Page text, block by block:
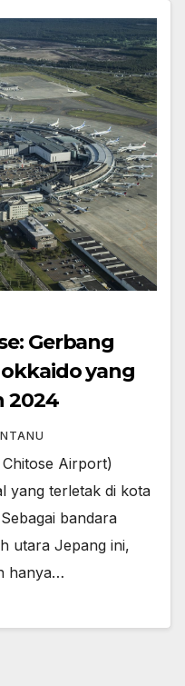
Gerbang
yang
2024
Airport)
yang terletak di kota
bandara
utara Jepang ini,
hanya…